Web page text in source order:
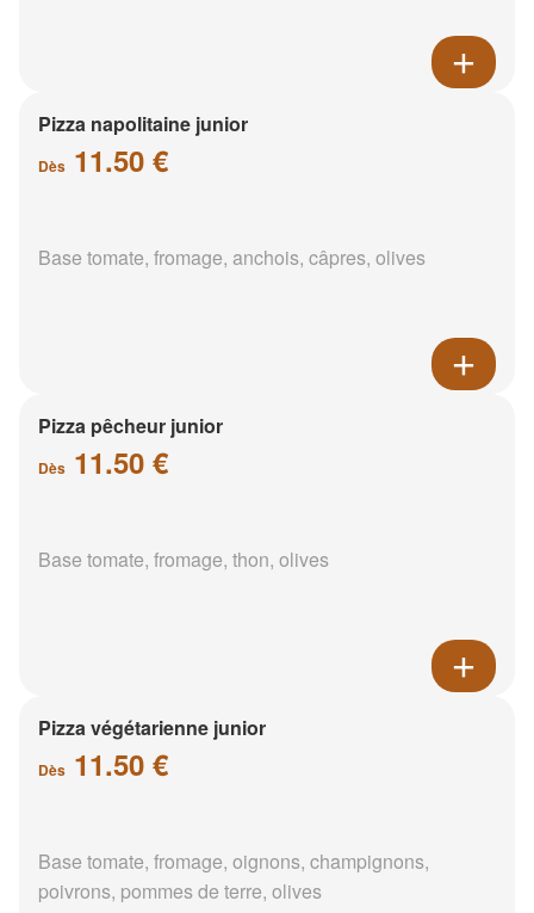
Pizza napolitaine junior
Dès 11.50 €
Base tomate, fromage, anchois, câpres, olives
Pizza pêcheur junior
Dès 11.50 €
Base tomate, fromage, thon, olives
Pizza végétarienne junior
Dès 11.50 €
Base tomate, fromage, oignons, champignons,
poivrons, pommes de terre, olives